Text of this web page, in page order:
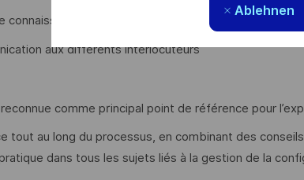
Ablehnen
aux différents interlocuteurs
comme principal point de référence pour
tout au long du processus, en combinant des
dans tous les sujets liés à la gestion de la